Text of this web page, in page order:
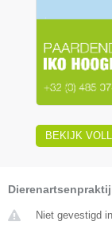
BEKIJK
Niet gevestigd